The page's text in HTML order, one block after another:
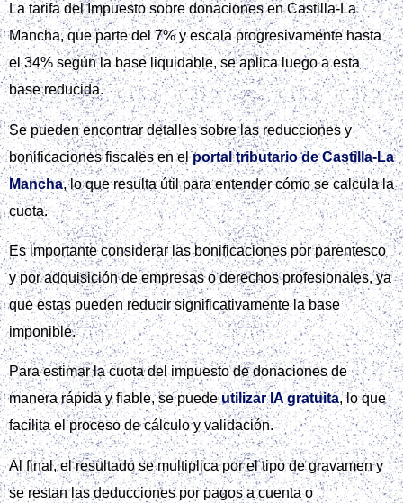
La tarifa del Impuesto sobre donaciones en Castilla-La
Mancha, que parte del 7% y escala progresivamente hasta
el 34% según la base liquidable, se aplica luego a esta
base reducida.
Se pueden encontrar detalles sobre las reducciones y
bonificaciones fiscales en elportal tributario de Castilla-La
Mancha, lo que resulta útil para entender cómo se calcula la
cuota.
Es importante considerar las bonificaciones por parentesco
y por adquisición de empresas o derechos profesionales, ya
que estas pueden reducir significativamente la base
imponible.
Para estimar la cuota del impuesto de donaciones de
manera rápida y fiable, se puedeutilizar IA gratuita, lo que
facilita el proceso de cálculo y validación.
Al final, el resultado se multiplica por el tipo de gravamen y
se restan las deducciones por pagos a cuenta o